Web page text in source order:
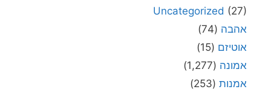
Uncategorized (27)
אהבה (74)
אוטיזם (15)
אמונה (1,277)
אמנות (253)